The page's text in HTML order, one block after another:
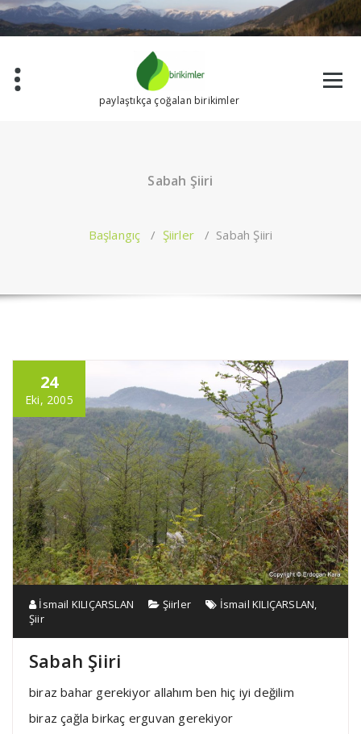
İçeriğe
geç
paylaştıkça çoğalan birikimler
Sabah Şiiri
Başlangıç / Şiirler / Sabah Şiiri
24
Eki, 2005
İsmail KILIÇARSLAN Şiirler İsmail KILIÇARSLAN,
Şiir
Sabah Şiiri
biraz bahar gerekiyor allahım ben hiç iyi değilim
biraz çağla birkaç erguvan gerekiyor